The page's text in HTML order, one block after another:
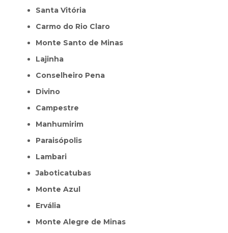
Santa Vitória
Carmo do Rio Claro
Monte Santo de Minas
Lajinha
Conselheiro Pena
Divino
Campestre
Manhumirim
Paraisópolis
Lambari
Jaboticatubas
Monte Azul
Ervália
Monte Alegre de Minas